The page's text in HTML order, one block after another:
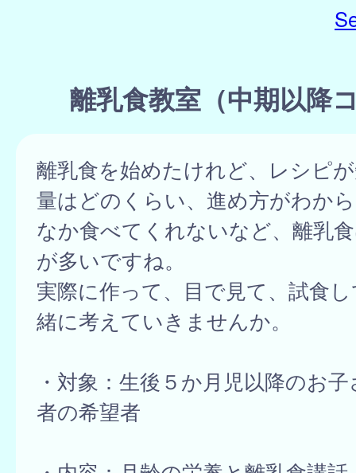
離乳食教室（中期以降
離乳食を始めたけれど、レシピ
量はどのくらい、進め方がわか
なか食べてくれないなど、離乳
が多いですね。
実際に作って、目で見て、試食
緒に考えていきませんか。
・対象：生後５か月児以降のお
者の希望者